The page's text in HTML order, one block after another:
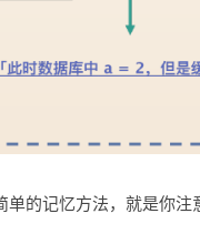
单的记忆方法，就是你注